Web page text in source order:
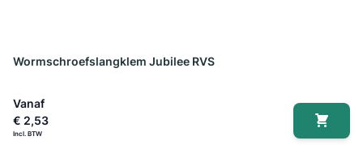
Wormschroefslangklem Jubilee RVS
Vanaf
€ 2,53